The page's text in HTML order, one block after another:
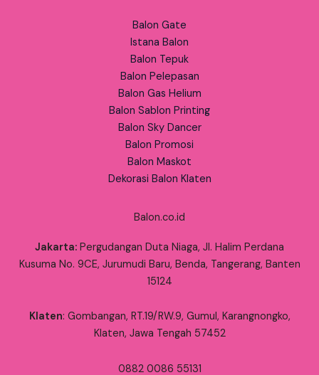
Balon Gate
Istana Balon
Balon Tepuk
Balon Pelepasan
Balon Gas Helium
Balon Sablon Printing
Balon Sky Dancer
Balon Promosi
Balon Maskot
Dekorasi Balon Klaten
Balon.co.id
Jakarta: Pergudangan Duta Niaga, Jl. Halim Perdana
Kusuma No. 9CE, Jurumudi Baru, Benda, Tangerang, Banten
15124
Klaten: Gombangan, RT.19/RW.9, Gumul, Karangnongko,
Klaten, Jawa Tengah 57452
0882 0086 55131